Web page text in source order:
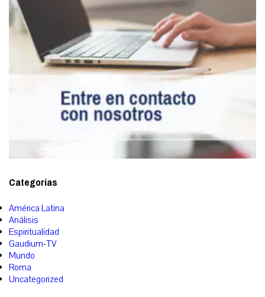
Categorías
América Latina
Análisis
Espiritualidad
Gaudium-TV
Mundo
Roma
Uncategorized